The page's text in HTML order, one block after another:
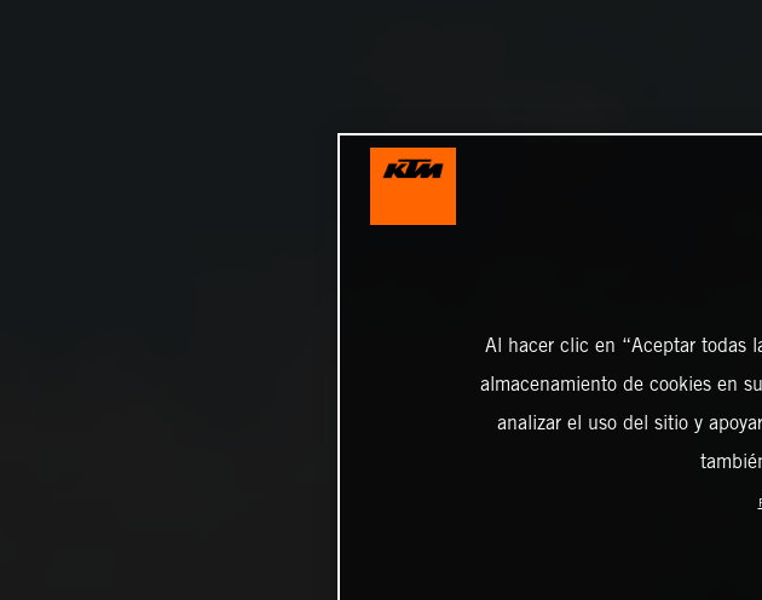
Al hacer clic en “Aceptar todas
almacenamiento de cookies en
analizar el uso del sitio y